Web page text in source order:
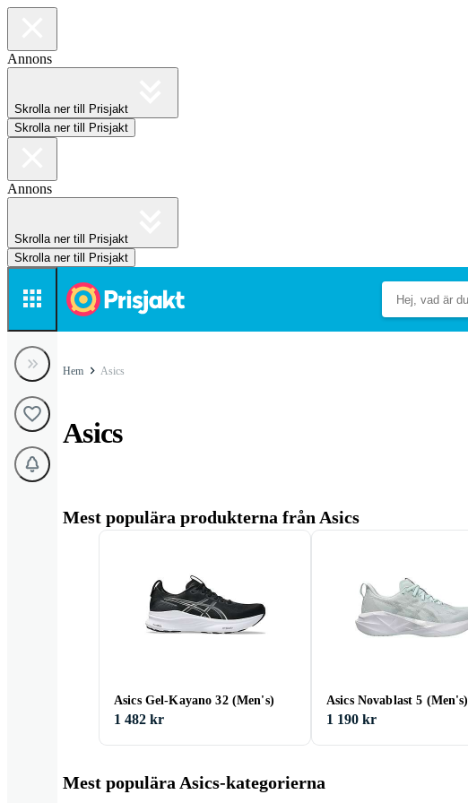
Annons
Skrolla ner till Prisjakt
Skrolla ner till Prisjakt
Annons
Skrolla ner till Prisjakt
Skrolla ner till Prisjakt
Hem Asics
Asics
Mest populära produkterna från Asics
Asics Gel-Kayano 32 (Men's)
1 482 kr
Asics Novablast 5 (Men's)
1 190 kr
Mest populära Asics-kategorierna